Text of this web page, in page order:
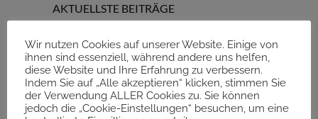
AKTUELLSTE BEITRÄGE
Streuwiesen Rekultivierung
in Moorflächen
9. Februar 2026
Wir nutzen Cookies auf unserer Website. Einige von
ihnen sind essenziell, während andere uns helfen,
diese Website und Ihre Erfahrung zu verbessern.
Indem Sie auf „Alle akzeptieren“ klicken, stimmen Sie
der Verwendung ALLER Cookies zu. Sie können
jedoch die „Cookie-Einstellungen“ besuchen, um eine